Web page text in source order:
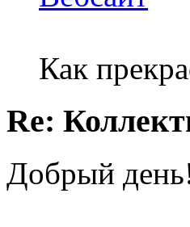
Как
Re:
Добрый